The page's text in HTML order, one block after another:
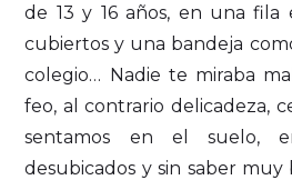
de 13 y 16 años, en una
cubiertos y una bandeja
colegio… Nadie te miraba
feo, al contrario delicadeza,
sentamos en el suelo,
desubicados y sin saber